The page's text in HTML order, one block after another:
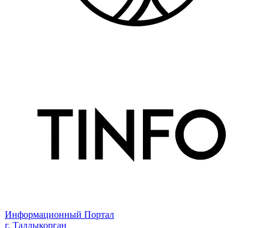
Информационный Портал
г. Талдыкорган